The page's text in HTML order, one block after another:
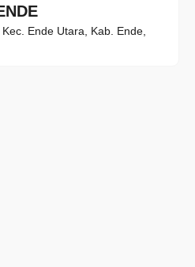
Ende Utara, Kab. Ende,